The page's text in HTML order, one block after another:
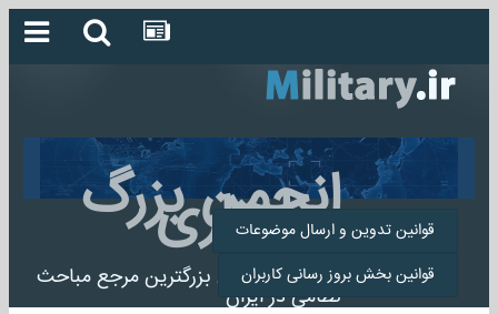
انجمن بزرگ
میلیتاری
انجمن میلیتاری بزرگترین مرجع مباحث
نظامی در ایران
قوانین تدوین و ارسال موضوعات
قوانین بخش بروز رسانی کاربران